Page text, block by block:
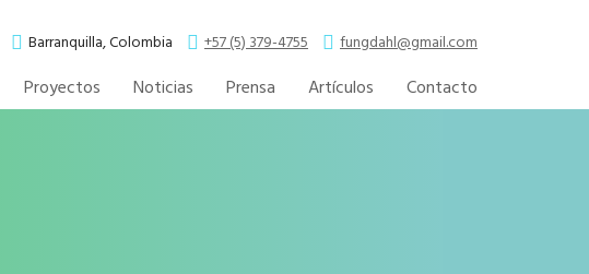
Barranquilla, Colombia +57 (5) 379-4755 fungdahl@gmail.com
Proyectos Noticias Prensa Artículos Contacto